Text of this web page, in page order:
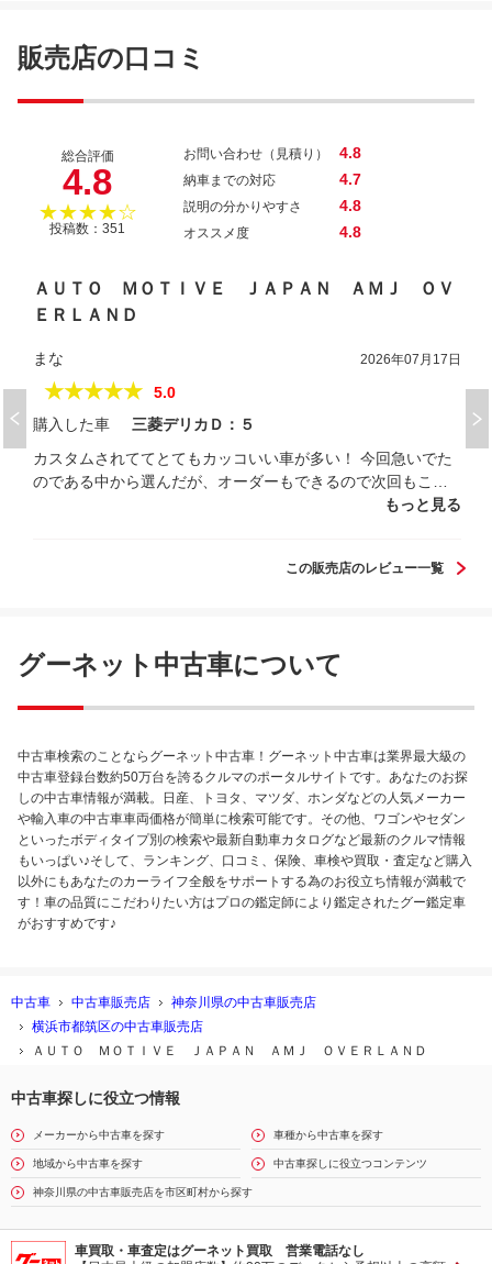
販売店の口コミ
総合評価
4.8
★★★★☆
投稿数：351
お問い合わせ（見積り） 4.8
納車までの対応 4.7
説明の分かりやすさ 4.8
オススメ度 4.8
ＡＵＴＯ ＭＯＴＩＶＥ ＪＡＰＡＮ ＡＭＪ ＯＶ
ＥＲＬＡＮＤ
まな 2026年07月17日
★★★★★
5.0
購入した車
三菱デリカＤ：５
カスタムされててとてもカッコいい車が多い！ 今回急いでた
のである中から選んだが、オーダーもできるので次回もこち
もっと見る
この販売店のレビュー一覧
グーネット中古車について
中古車検索のことならグーネット中古車！グーネット中古車は業界最大級の
中古車登録台数約50万台を誇るクルマのポータルサイトです。あなたのお探
しの中古車情報が満載。日産、トヨタ、マツダ、ホンダなどの人気メーカー
や輸入車の中古車車両価格が簡単に検索可能です。その他、ワゴンやセダン
といったボディタイプ別の検索や最新自動車カタログなど最新のクルマ情報
もいっぱい♪そして、ランキング、口コミ、保険、車検や買取・査定など購入
以外にもあなたのカーライフ全般をサポートする為のお役立ち情報が満載で
す！車の品質にこだわりたい方はプロの鑑定師により鑑定されたグー鑑定車
がおすすめです♪
中古車 中古車販売店
神奈川県の中古車販売店
横浜市都筑区の中古車販売店
ＡＵＴＯ ＭＯＴＩＶＥ ＪＡＰＡＮ ＡＭＪ ＯＶＥＲＬＡＮＤ
中古車探しに役立つ情報
メーカーから中古車を探す 車種から中古車を探す
地域から中古車を探す 中古車探しに役立つコンテンツ
神奈川県の中古車販売店を市区町村から探す
車買取・車査定はグーネット買取 営業電話なし